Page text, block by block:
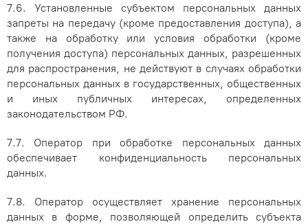
7.6. Установленные субъектом персональных данных
запреты на передачу (кроме предоставления доступа), а
также на обработку или условия обработки (кроме
получения доступа) персональных данных, разрешенных
для распространения, не действуют в случаях обработки
персональных данных в государственных, общественных
и иных публичных интересах, определенных
законодательством РФ.
7.7. Оператор при обработке персональных данных
обеспечивает конфиденциальность персональных
данных.
7.8. Оператор осуществляет хранение персональных
данных в форме, позволяющей определить субъекта